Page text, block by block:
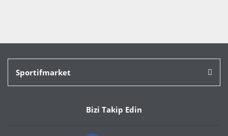
Sportifmarket
Bizi Takip Edin